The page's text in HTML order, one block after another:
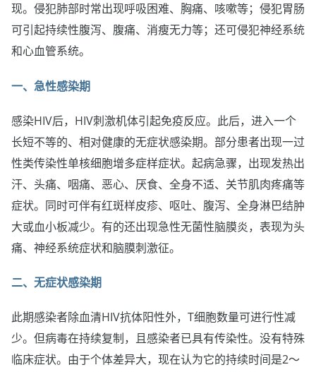
现。侵犯肺部时常出现呼吸困难、胸痛、咳嗽等；侵犯胃肠
可引起持续性腹泻、腹痛、消瘦无力等；还可侵犯神经系统
和心血管系统。
一、急性感染期
感染HIV后，HIV刺激机体引起免疫反应。此后，进入一个
长短不等的、相对健康的无症状感染期。部分患者出现一过
性类传染性单核细胞增多症样症状。起病急骤，出现发热出
汗、头痛、咽痛、恶心、厌食、全身不适、关节肌肉疼痛等
症状。同时可伴有红斑样皮疹、呕吐、腹泻、全身淋巴结肿
大或血小板减少。有的还出现急性无菌性脑膜炎，表现为头
痛、神经系统症状和脑膜刺激征。
二、无症状感染期
此期感染者除血清HIV抗体阳性外，T细胞数量可进行性减
少。但病毒在持续复制，且感染者已具有传染性。没有特殊
临床症状。由于个体差异大，现在认为它的持续时间是2～